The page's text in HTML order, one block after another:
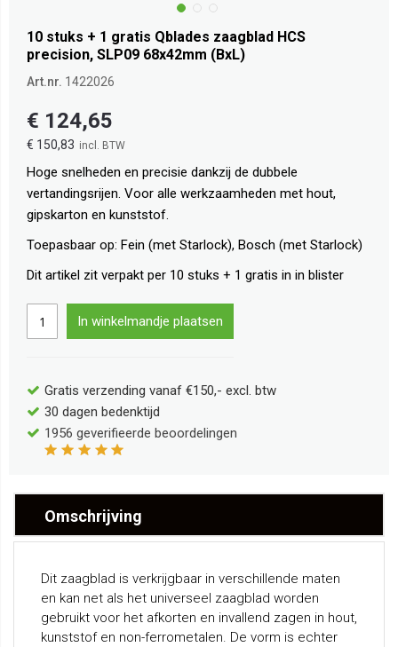
10 stuks + 1 gratis Qblades zaagblad HCS
precision, SLP09 68x42mm (BxL)
Art.nr. 1422026
€ 150,83
€ 124,65
Hoge snelheden en precisie dankzij de dubbele
vertandingsrijen. Voor alle werkzaamheden met hout,
gipskarton en kunststof.
Toepasbaar op: Fein (met Starlock), Bosch (met Starlock)
Dit artikel zit verpakt per 10 stuks + 1 gratis in in blister
In winkelmandje plaatsen
Gratis verzending vanaf €150,- excl. btw
30 dagen bedenktijd
1956 geverifieerde beoordelingen
Omschrijving
Dit zaagblad is verkrijgbaar in verschillende maten
en kan net als het universeel zaagblad worden
gebruikt voor het afkorten en invallend zagen in hout,
kunststof en non-ferrometalen. De vorm is echter